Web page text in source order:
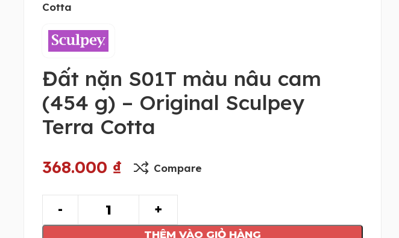
Cotta
Đất nặn S01T màu nâu cam
(454 g) – Original Sculpey
Terra Cotta
368.000 ₫ Compare
THÊM VÀO GIỎ HÀNG